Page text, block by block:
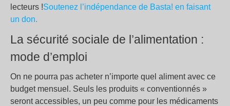
lecteurs !Soutenez l’indépendance de Basta! en faisant
un don.
La sécurité sociale de l’alimentation :
mode d’emploi
On ne pourra pas acheter n’importe quel aliment avec ce
budget mensuel. Seuls les produits « conventionnés »
seront accessibles, un peu comme pour les médicaments